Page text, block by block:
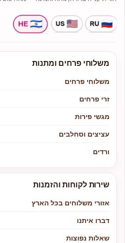
משלוחי פרחים ומתנות
משלוחי פרחים
זרי פרחים
מגשי פירות
עציצים וסחלבים
ורדים
שירות לקוחות והזמנות
אזורי משלוחים בכל הארץ
דברו איתנו
שאלות נפוצות